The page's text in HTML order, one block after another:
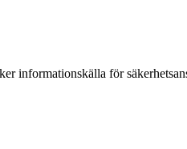
informationskälla för